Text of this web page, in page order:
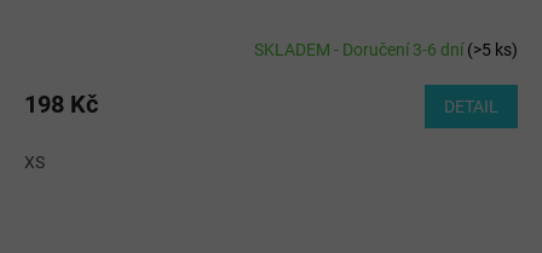
SKLADEM - Doručení 3-6 dní(>5 ks)
198 Kč DETAIL
XS